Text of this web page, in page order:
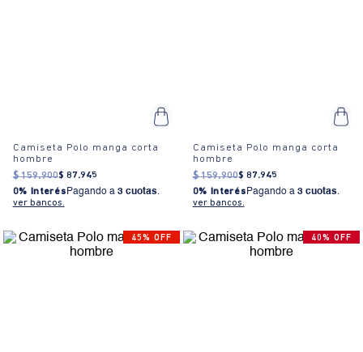
Camiseta Polo manga corta
hombre
$ 159.900$ 87.945
0% Interés Pagando a 3 cuotas.
ver bancos.
Camiseta Polo manga corta
hombre
$ 159.900$ 87.945
0% Interés Pagando a 3 cuotas.
ver bancos.
45% OFF 40% OFF